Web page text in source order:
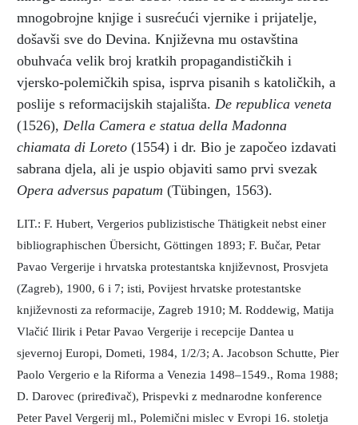
mnogobrojne knjige i susrećući vjernike i prijatelje,
došavši sve do Devina. Književna mu ostavština
obuhvaća velik broj kratkih propagandističkih i
vjersko-polemičkih spisa, isprva pisanih s katoličkih, a
poslije s reformacijskih stajališta. De republica veneta
(1526), Della Camera e statua della Madonna
chiamata di Loreto (1554) i dr. Bio je započeo izdavati
sabrana djela, ali je uspio objaviti samo prvi svezak
Opera adversus papatum (Tübingen, 1563).
LIT.: F. Hubert, Vergerios publizistische Thätigkeit nebst einer
bibliographischen Übersicht, Göttingen 1893; F. Bučar, Petar
Pavao Vergerije i hrvatska protestantska književnost, Prosvjeta
(Zagreb), 1900, 6 i 7; isti, Povijest hrvatske protestantske
književnosti za reformacije, Zagreb 1910; M. Roddewig, Matija
Vlačić Ilirik i Petar Pavao Vergerije i recepcije Dantea u
sjevernoj Europi, Dometi, 1984, 1/2/3; A. Jacobson Schutte, Pier
Paolo Vergerio e la Riforma a Venezia 1498–1549., Roma 1988;
D. Darovec (priređivač), Prispevki z mednarodne konference
Peter Pavel Vergerij ml., Polemični mislec v Evropi 16. stoletja